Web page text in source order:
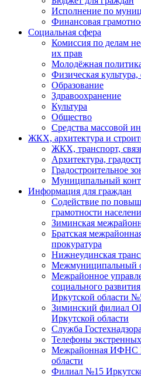
Исполнение по
Финансовая
Социальная сфера
Комиссия по делам
их прав
Молодёжная
Физическая культура,
Образование
Здравоохранение
Культура
Общество
Средства массовой
ЖКХ, архитектура и
ЖКХ, транспорт,
Архитектура,
Градостроительное
Муниципальный
Информация для граждан
Содействие по
грамотности
Зиминская
Братская
прокуратура
Нижнеудинская
Межмуниципальный
Межрайонное
социального
Иркутской области
Зиминский филиал
Иркутской области
Служба
Телефоны
Межрайонная ИФНС
области
Филиал №15